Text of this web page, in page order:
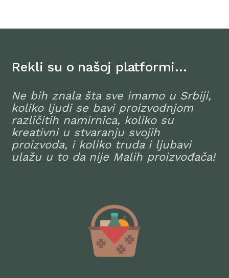
Rekli su o našoj platformi…
Ne bih znala šta sve imamo u Srbiji,
koliko ljudi se bavi proizvodnjom
različitih namirnica, koliko su
kreativni u stvaranju svojih
proizvoda, i koliko truda i ljubavi
ulažu u to da nije Malih proizvođača!